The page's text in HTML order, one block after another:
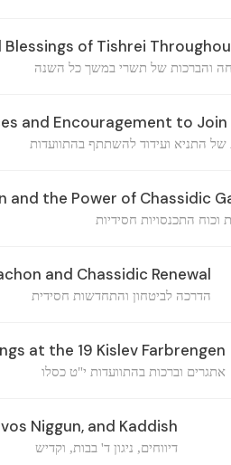
of Tishrei
והברכות של תשרי במשך כל השנה
and Encouragement to
של התניא ועידוד להשתתף בהתוועדות
and the Power of Chassidic
וכוח התכנסויות חסידיות
and Chassidic Renewal
הדרכה לביטחון והתחדשות חסידית
at the 19 Kislev Farbrengen
אתגרים וברכות בהתוועדות י"ט כסלו
Niggun, and Kaddish
דיווחים, ניגון ד' בבות, וקדיש